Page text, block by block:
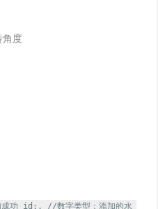
度
功 id:, //数字类型；添加的水